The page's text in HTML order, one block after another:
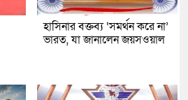
হাসিনার বক্তব্য ‘সমর্থন করে না’
ভারত, যা জানালেন জয়সওয়াল